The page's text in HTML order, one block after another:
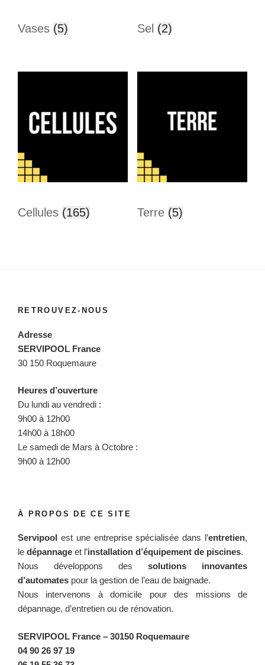
Vases (5) Sel (2)
Cellules (165) Terre (5)
RETROUVEZ-NOUS
Adresse
SERVIPOOL France
30 150 Roquemaure
Heures d’ouverture
Du lundi au vendredi :
9h00 à 12h00
14h00 à 18h00
Le samedi de Mars à Octobre :
9h00 à 12h00
À PROPOS DE CE SITE
Servipool est une entreprise spécialisée dans l’entretien,
le dépannage et l’installation d’équipement de piscines.
Nous développons des solutions innovantes
d’automates pour la gestion de l’eau de baignade.
Nous intervenons à domicile pour des missions de
dépannage, d’entretien ou de rénovation.
SERVIPOOL France – 30150 Roquemaure
04 90 26 97 19